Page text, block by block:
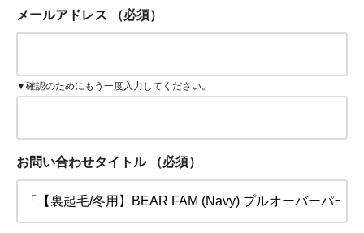
メールアドレス （必須）
▼確認のためにもう一度入力してください。
お問い合わせタイトル （必須）